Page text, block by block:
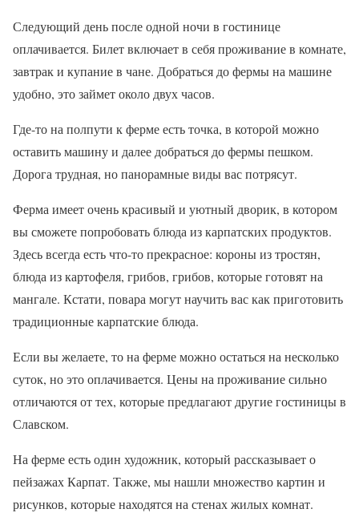
Следующий день после одной ночи в гостинице
оплачивается. Билет включает в себя проживание в комнате,
завтрак и купание в чане. Добраться до фермы на машине
удобно, это займет около двух часов.
Где-то на полпути к ферме есть точка, в которой можно
оставить машину и далее добраться до фермы пешком.
Дорога трудная, но панорамные виды вас потрясут.
Ферма имеет очень красивый и уютный дворик, в котором
вы сможете попробовать блюда из карпатских продуктов.
Здесь всегда есть что-то прекрасное: короны из тростян,
блюда из картофеля, грибов, грибов, которые готовят на
мангале. Кстати, повара могут научить вас как приготовить
традиционные карпатские блюда.
Если вы желаете, то на ферме можно остаться на несколько
суток, но это оплачивается. Цены на проживание сильно
отличаются от тех, которые предлагают другие гостиницы в
Славском.
На ферме есть один художник, который рассказывает о
пейзажах Карпат. Также, мы нашли множество картин и
рисунков, которые находятся на стенах жилых комнат.